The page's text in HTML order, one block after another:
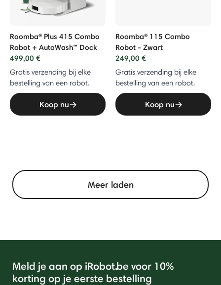
Roomba® Plus 415 Combo
Robot + AutoWash™ Dock
499,00 €
Gratis verzending bij elke
bestelling van een robot.
Koop nu
Roomba® 115 Combo
Robot - Zwart
249,00 €
Gratis verzending bij elke
bestelling van een robot.
Koop nu
Meer laden
Meld je aan op iRobot.be voor 10%
korting op je eerste bestelling